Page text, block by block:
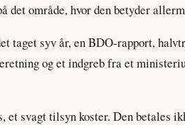
det område, hvor den betyder
taget syv år, en BDO-rapport,
og et indgreb fra et
et svagt tilsyn koster. Den betales